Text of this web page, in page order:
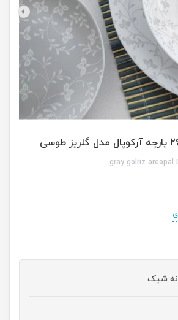
gray golriz arcopal
شیک